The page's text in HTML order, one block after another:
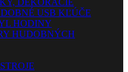
DEKORÁCIE
USB KĽÚČE
HODINY
HUDOBNÝCH